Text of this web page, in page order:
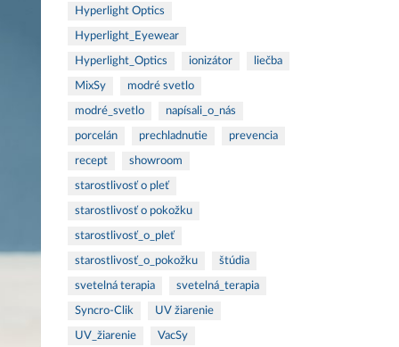
Hyperlight Optics
Hyperlight_Eyewear
Hyperlight_Optics ionizátor liečba
MixSy modré svetlo
modré_svetlo napísali_o_nás
porcelán prechladnutie prevencia
recept showroom
starostlivosť o pleť
starostlivosť o pokožku
starostlivosť_o_pleť
starostlivosť_o_pokožku štúdia
svetelná terapia svetelná_terapia
Syncro-Clik UV žiarenie
UV_žiarenie VacSy